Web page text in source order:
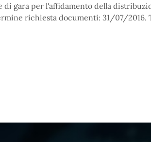
gara per l'affidamento della
richiesta documenti: 31/07/